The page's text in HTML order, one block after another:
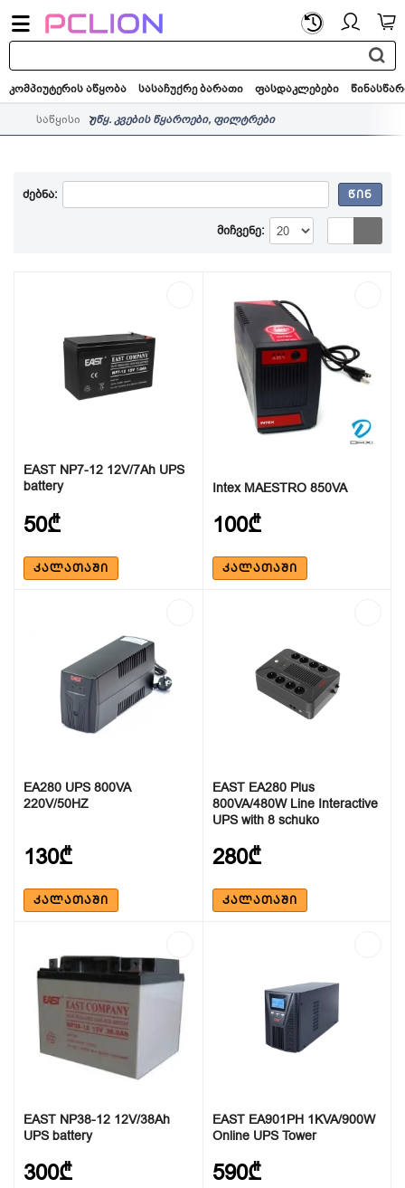
საძიებო
სიტყვა...
კომპიუტერის აწყობა სასაჩუქრე ბარათი ფასდაკლებები
საწყისი უწყ. კვების წყაროები, ფილტრები
ძებნა: ᲬᲘᲜ
მიჩვენე:
EAST NP7-12 12V/7Ah UPS
battery
50₾
ᲙᲐᲚᲐᲗᲐᲨᲘ
Intex MAESTRO 850VA
100₾
ᲙᲐᲚᲐᲗᲐᲨᲘ
EA280 UPS 800VA
220V/50HZ
130₾
ᲙᲐᲚᲐᲗᲐᲨᲘ
EAST EA280 Plus
800VA/480W Line Interactive
UPS with 8 schuko
280₾
ᲙᲐᲚᲐᲗᲐᲨᲘ
EAST NP38-12 12V/38Ah
UPS battery
300₾
EAST EA901PH 1KVA/900W
Online UPS Tower
590₾